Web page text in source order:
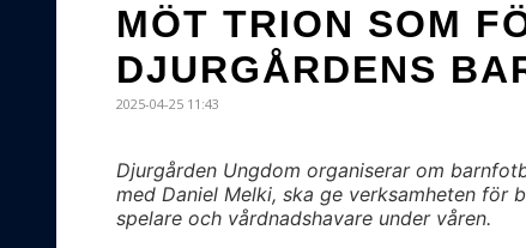
MÖT TRION SOM
DJURGÅRDENS
2025-04-25 11:43
Djurgården Ungdom organiserar om
med Daniel Melki, ska ge verksamheten för
spelare och vårdnadshavare under våren.